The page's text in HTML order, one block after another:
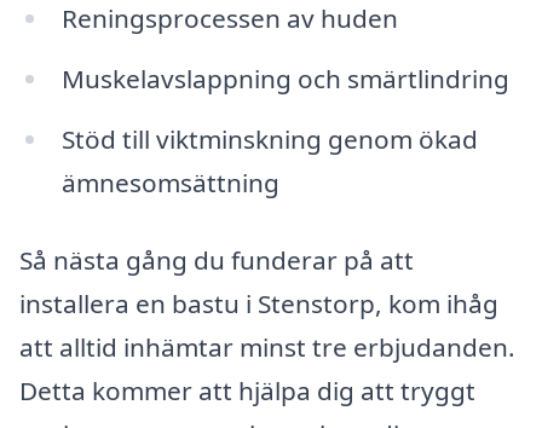
Reningsprocessen av huden
Muskelavslappning och smärtlindring
Stöd till viktminskning genom ökad
ämnesomsättning
Så nästa gång du funderar på att
installera en bastu i Stenstorp, kom ihåg
att alltid inhämtar minst tre erbjudanden.
Detta kommer att hjälpa dig att tryggt